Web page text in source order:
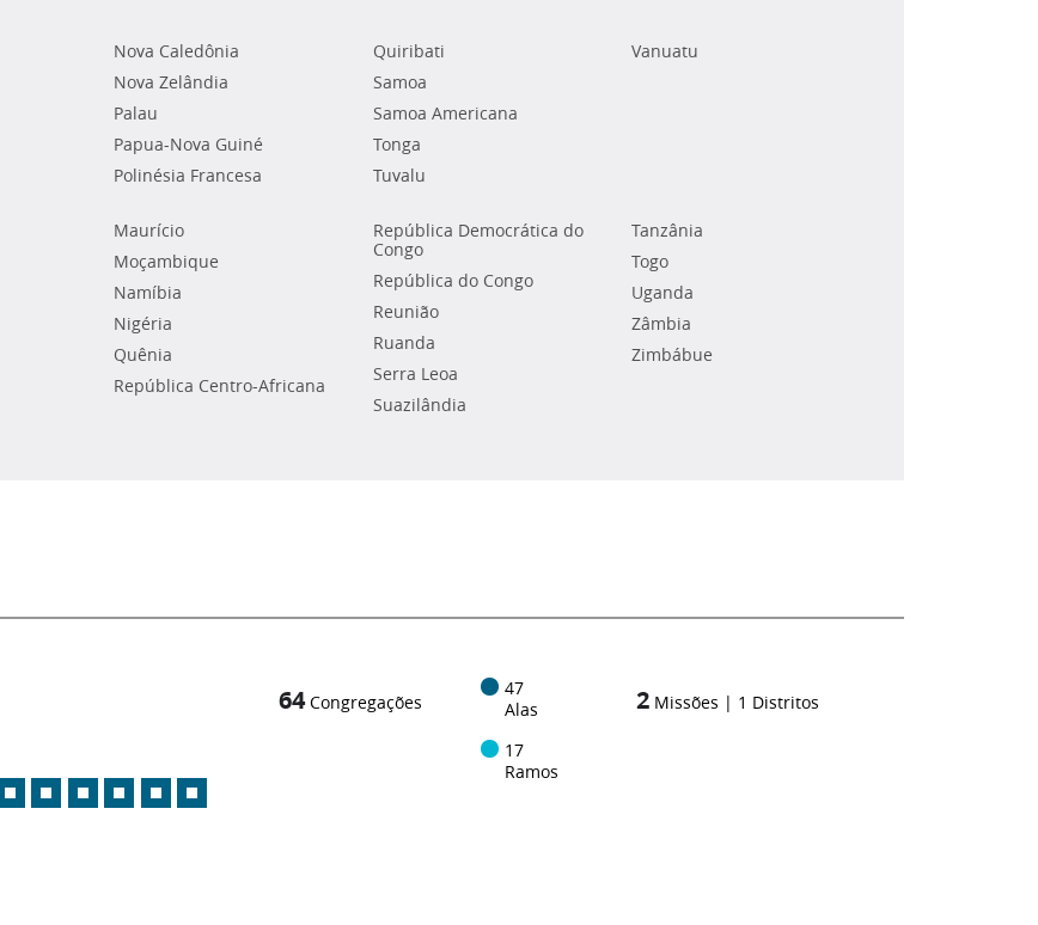
Nova Caledônia
Nova Zelândia
Palau
Papua-Nova Guiné
Polinésia Francesa
Quiribati
Samoa
Samoa Americana
Tonga
Tuvalu
Vanuatu
Maurício
Moçambique
Namíbia
Nigéria
Quênia
República Centro-Africana
República Democrática do
Congo
República do Congo
Reunião
Ruanda
Serra Leoa
Suazilândia
Tanzânia
Togo
Uganda
Zâmbia
Zimbábue
64 Congregações
47
Alas
17
Ramos
2 Missões | 1 Distritos